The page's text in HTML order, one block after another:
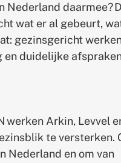
Nederland daarmee?
wat er al gebeurt,
gezinsgericht
en duidelijke
werken Arkin, Levvel
te versterken.
Nederland en om van